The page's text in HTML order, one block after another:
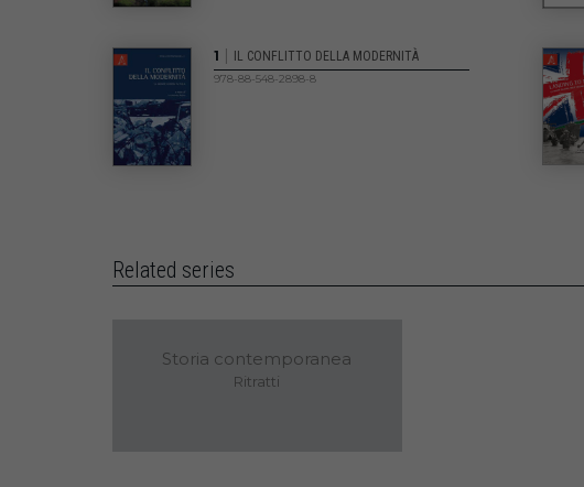
1 | IL CONFLITTO DELLA MODERNITÀ
978-88-548-2898-8
Related series
Storia contemporanea
Ritratti